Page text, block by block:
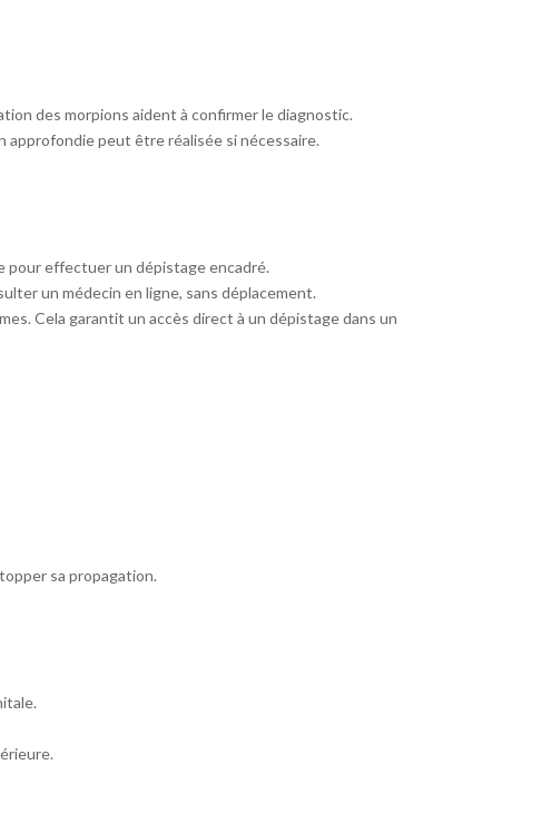
des morpions aident à confirmer le diagnostic.
approfondie peut être réalisée si nécessaire.
pour effectuer un dépistage encadré.
un médecin en ligne, sans déplacement.
Cela garantit un accès direct à un dépistage dans un
sa propagation.